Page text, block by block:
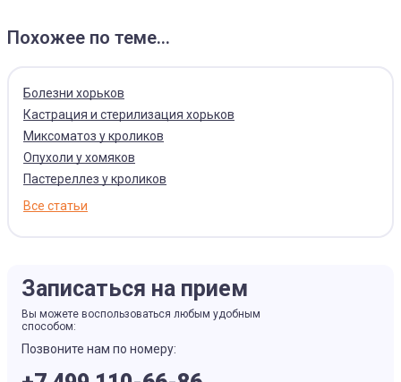
Похожее по теме...
Болезни хорьков
Кастрация и стерилизация хорьков
Миксоматоз у кроликов
Опухоли у хомяков
Пастереллез у кроликов
Все статьи
Записаться на прием
Вы можете воспользоваться любым удобным
способом:
Позвоните нам по номеру: